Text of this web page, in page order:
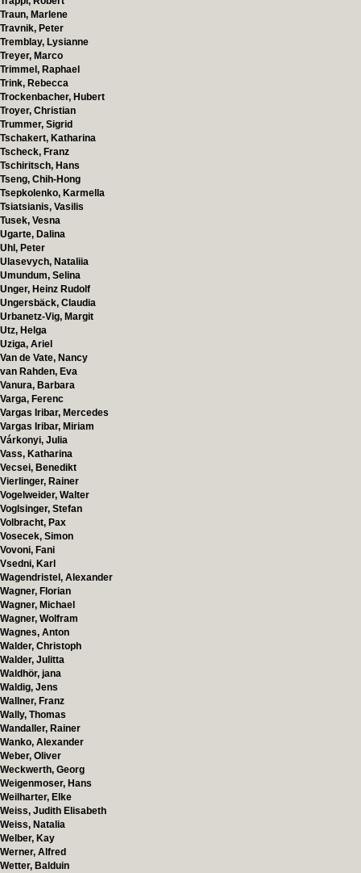
Traun, Marlene
Travnik, Peter
Tremblay, Lysianne
Treyer, Marco
Trimmel, Raphael
Trink, Rebecca
Trockenbacher, Hubert
Troyer, Christian
Trummer, Sigrid
Tschakert, Katharina
Tscheck, Franz
Tschiritsch, Hans
Tseng, Chih-Hong
Tsepkolenko, Karmella
Tsiatsianis, Vasilis
Tusek, Vesna
Ugarte, Dalina
Uhl, Peter
Ulasevych, Nataliia
Umundum, Selina
Unger, Heinz Rudolf
Ungersbäck, Claudia
Urbanetz-Vig, Margit
Utz, Helga
Uziga, Ariel
Van de Vate, Nancy
van Rahden, Eva
Vanura, Barbara
Varga, Ferenc
Vargas Iribar, Mercedes
Vargas Iribar, Miriam
Várkonyi, Julia
Vass, Katharina
Vecsei, Benedikt
Vierlinger, Rainer
Vogelweider, Walter
Voglsinger, Stefan
Volbracht, Pax
Vosecek, Simon
Vovoni, Fani
Vsedni, Karl
Wagendristel, Alexander
Wagner, Florian
Wagner, Michael
Wagner, Wolfram
Wagnes, Anton
Walder, Christoph
Walder, Julitta
Waldhör, jana
Waldig, Jens
Wallner, Franz
Wally, Thomas
Wandaller, Rainer
Wanko, Alexander
Weber, Oliver
Weckwerth, Georg
Weigenmoser, Hans
Weilharter, Elke
Weiss, Judith Elisabeth
Weiss, Natalia
Welber, Kay
Werner, Alfred
Wetter, Balduin